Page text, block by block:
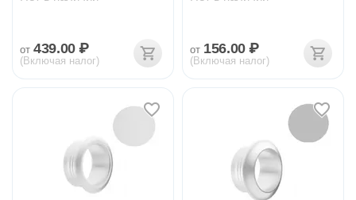
от 439.00 ₽
(Включая налог)
от 156.00 ₽
(Включая налог)